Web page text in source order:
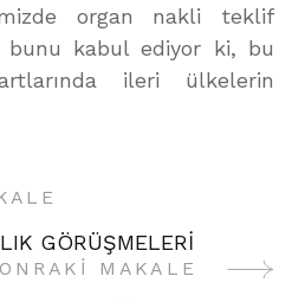
organ nakli teklif
bunu kabul ediyor ki, bu
ileri ülkelerin
GÖRÜŞMELERİ
MAKALE